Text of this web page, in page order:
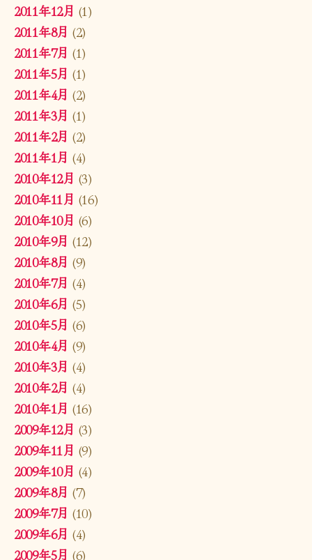
2011年12月 (1)
2011年8月 (2)
2011年7月 (1)
2011年5月 (1)
2011年4月 (2)
2011年3月 (1)
2011年2月 (2)
2011年1月 (4)
2010年12月 (3)
2010年11月 (16)
2010年10月 (6)
2010年9月 (12)
2010年8月 (9)
2010年7月 (4)
2010年6月 (5)
2010年5月 (6)
2010年4月 (9)
2010年3月 (4)
2010年2月 (4)
2010年1月 (16)
2009年12月 (3)
2009年11月 (9)
2009年10月 (4)
2009年8月 (7)
2009年7月 (10)
2009年6月 (4)
2009年5月 (6)